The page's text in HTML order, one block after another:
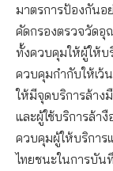
มาตรการป้องกันอ
คัดกรองตรวจวัดอุ
ทั้งควบคุมให้ผู้ให้บ
ควบคุมกำกับให้เว้
ให้มีจุดบริการล้าง
และผู้ใช้บริการล้า
ควบคุมผู้ให้บริการ
ไทยชนะในการบัน